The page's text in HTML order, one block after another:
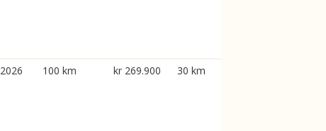
2026 100 km kr 269.900 30 km